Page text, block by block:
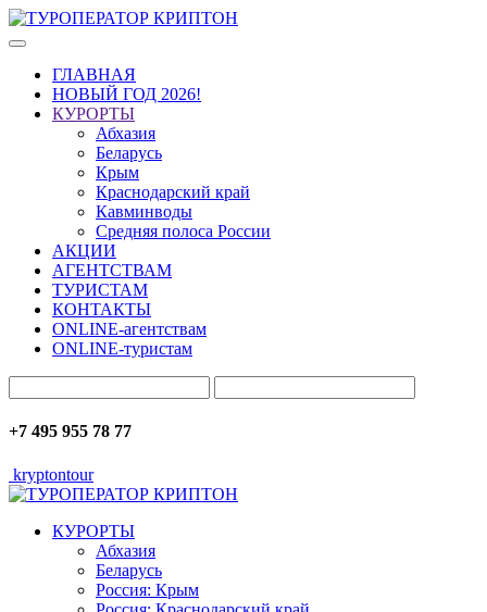
ГЛАВНАЯ
НОВЫЙ ГОД 2026!
КУРОРТЫ
Абхазия
Беларусь
Крым
Краснодарский край
Кавминводы
Средняя полоса России
АКЦИИ
АГЕНТСТВАМ
ТУРИСТАМ
КОНТАКТЫ
ONLINE-агентствам
ONLINE-туристам
+7 495 955 78 77
kryptontour
КУРОРТЫ
Абхазия
Беларусь
Россия: Крым